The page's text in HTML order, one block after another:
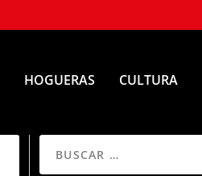
HOGUERAS CULTURA